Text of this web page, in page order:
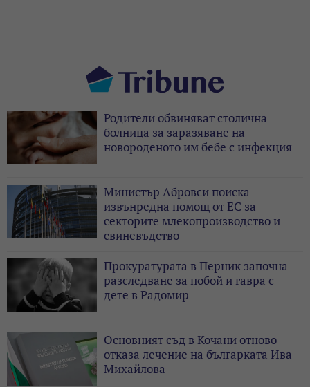
Родители обвиняват столична
болница за заразяване на
новороденото им бебе с инфекция
Министър Абровси поиска
извънредна помощ от ЕС за
секторите млекопроизводство и
свиневъдство
Прокуратурата в Перник започна
разследване за побой и гавра с
дете в Радомир
Основният съд в Кочани отново
отказа лечение на българката Ива
Михайлова